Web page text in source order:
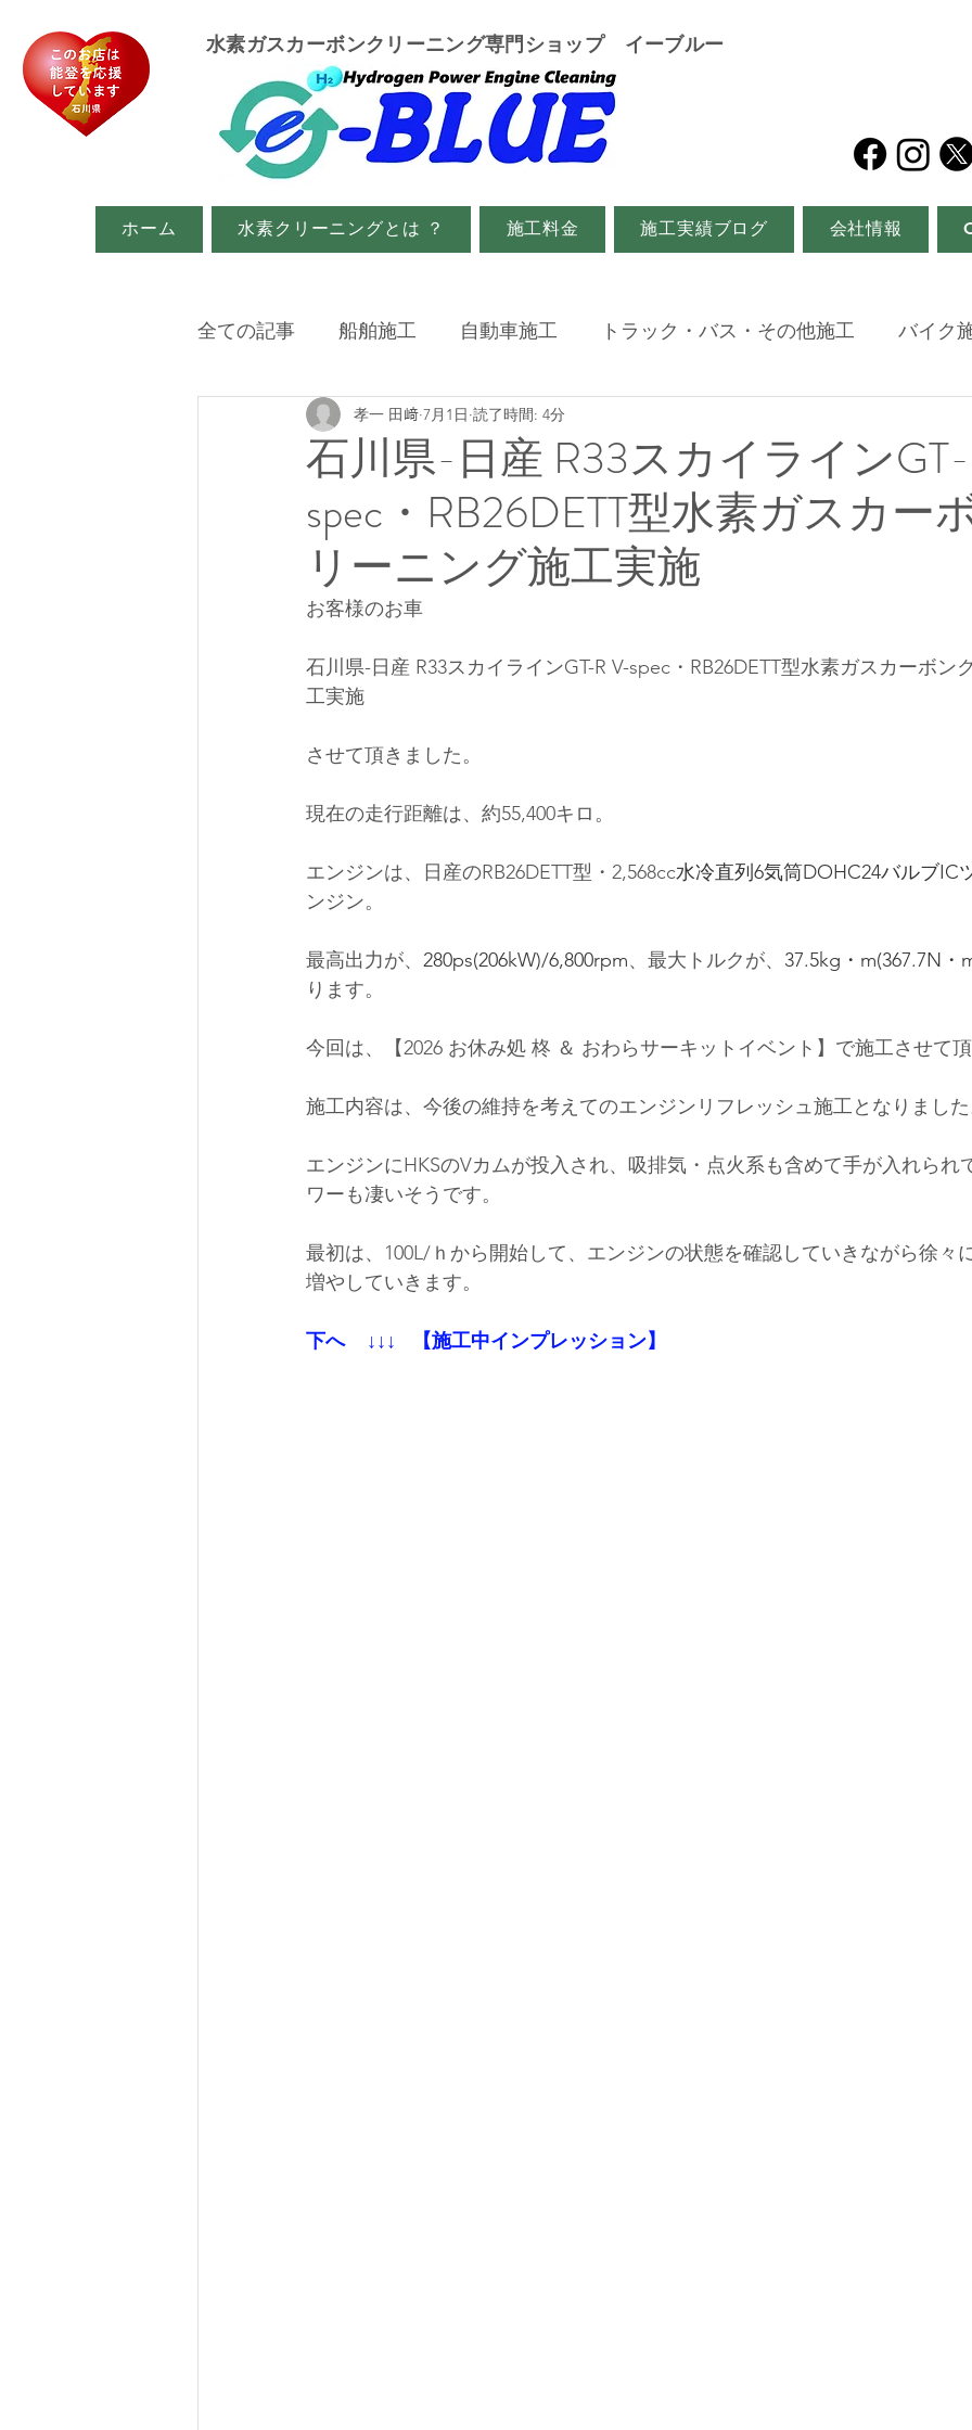
​水素ガスカーボンクリーニング専門ショップ イーブルー
ホーム 水素クリーニングとは ？ 施工料金 施工実績ブログ 会社情報
全ての記事 船舶施工 自動車施工 トラック・バス・その他施工 バイク
イベント・メディア関係
石川県-日産 R33スカイライン
spec・RB26DETT型水素ガスカー
リーニング施工実施
孝一 田﨑 7月1日 読了時間: 4分
お客様のお車
石川県-日産 R33スカイラインGT-R V-spec・RB26DETT型水素ガスカーボン
工実施
させて頂きました。
現在の走行距離は、約55,400キロ。
エンジンは、日産のRB26DETT型 ・2,568cc水冷直列6気筒DOHC24バルブIC
ンジン。
最高出力が、 280ps(206kW)/6,800rpm、最大トルクが、 37.5kg・m(367.7N・
ります。
今回は、【2026 お休み処 柊 ＆ おわらサーキットイベント】で施工させて
施工内容は、今後の維持を考えてのエンジンリフレッシュ施工となりまし
エンジンにHKSのVカムが投入され、吸排気・点火系も含めて手が入れられ
ワーも凄いそうです。
最初は、100L/ｈから開始して、エンジンの状態を確認していきながら徐々
増やしていきます。
下へ    ↓↓↓   【施工中インプレッション】